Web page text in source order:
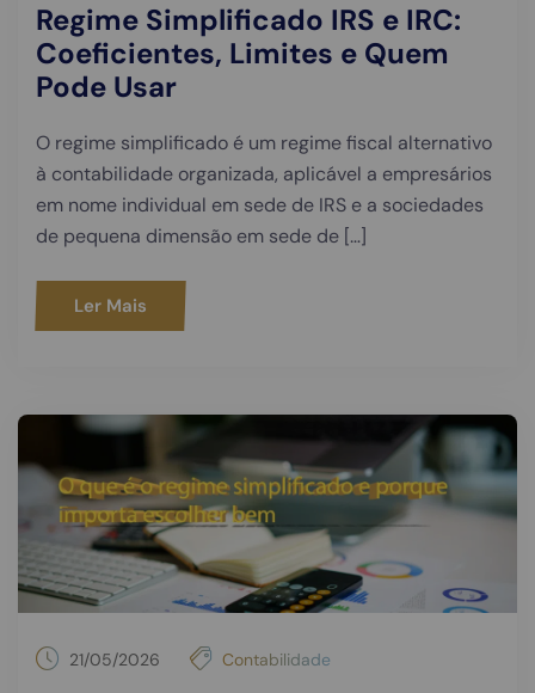
Regime Simplificado IRS e IRC:
Coeficientes, Limites e Quem
Pode Usar
O regime simplificado é um regime fiscal alternativo
à contabilidade organizada, aplicável a empresários
em nome individual em sede de IRS e a sociedades
de pequena dimensão em sede de […]
Ler Mais
21/05/2026 Contabilidade